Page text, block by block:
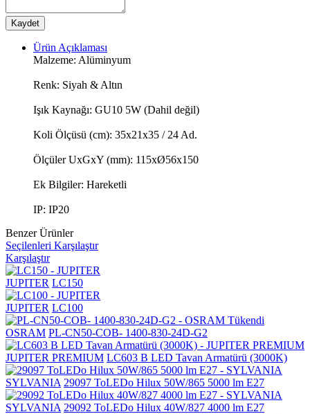
Kaydet
Ürün Açıklaması
Malzeme: Alüminyum
Renk: Siyah & Altın
Işık Kaynağı: GU10 5W (Dahil değil)
Koli Ölçüsü (cm): 35x21x35 / 24 Ad.
Ölçüler UxGxY (mm): 115xØ56x150
Ek Bilgiler: Hareketli
IP: IP20
Benzer Ürünler
Seçilenleri Karşılaştır
Karşılaştır
JUPITER LC150
JUPITER LC100
Tükendi
OSRAM PL-CN50-COB- 1400-830-24D-G2
JUPITER PREMIUM LC603 B LED Tavan Armatürü (3000K)
SYLVANIA 29097 ToLEDo Hilux 50W/865 5000 lm E27
SYLVANIA 29092 ToLEDo Hilux 40W/827 4000 lm E27